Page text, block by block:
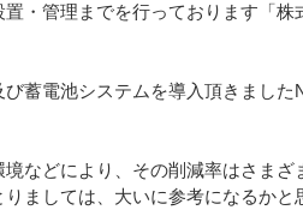
田淵電機 ウッドデッキ設置
プライバシーポリシー
携システム メディアに紹介
・管理までを行っております「株
蓄電池システムを導入頂きまし
などにより、その削減率はさま
ましては、大いに参考になるかと